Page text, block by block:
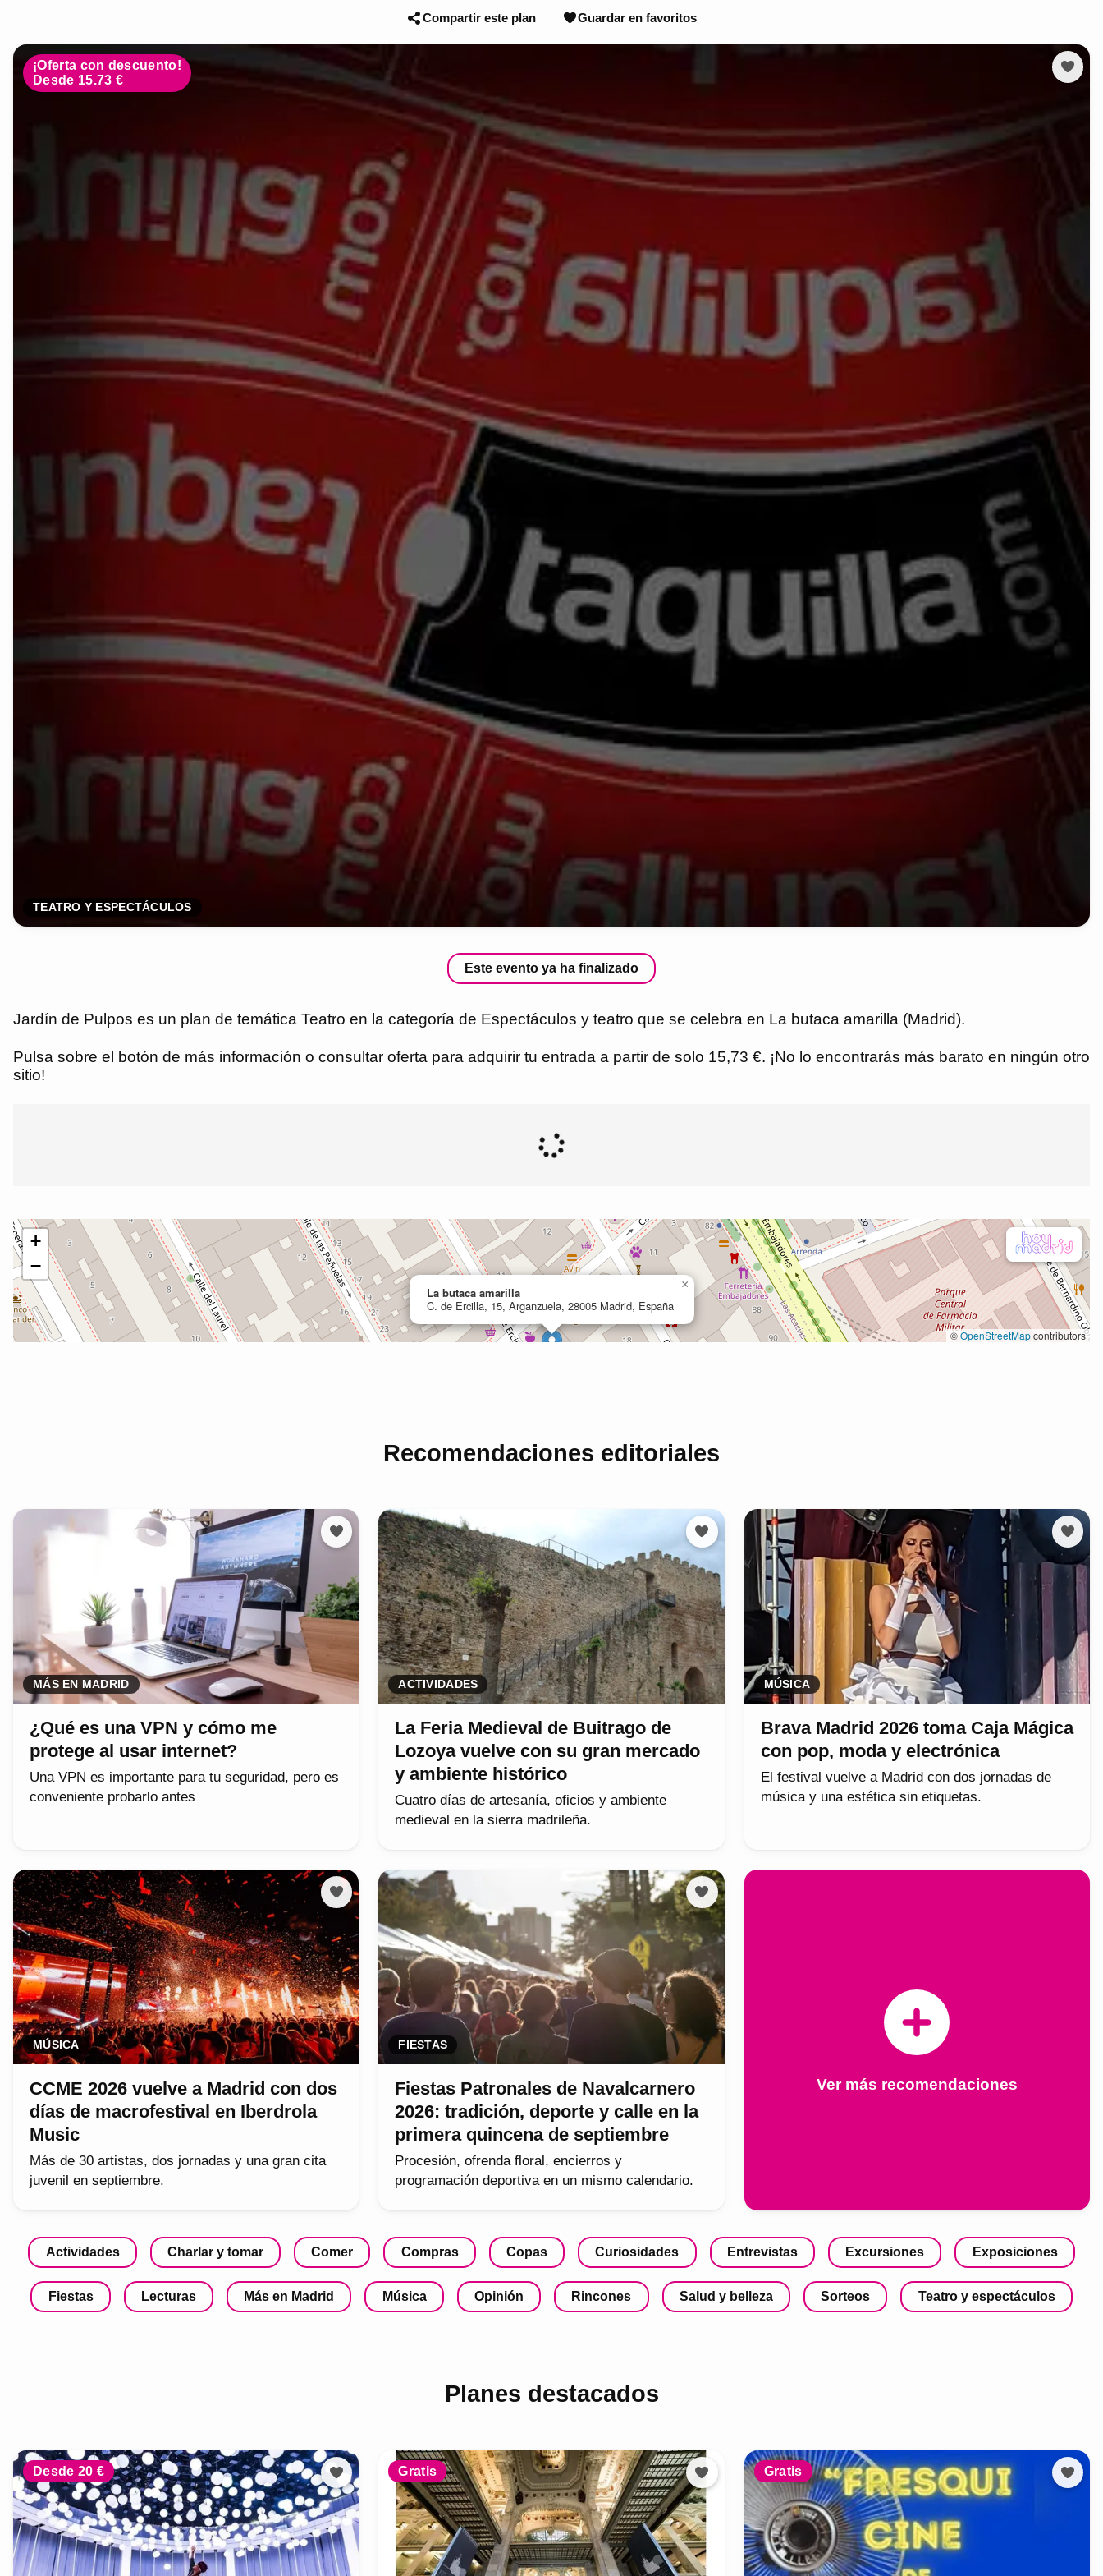
Compartir este plan Guardar en favoritos
¡Oferta con descuento!
Desde 15.73 €
TEATRO Y ESPECTÁCULOS
Este evento ya ha finalizado
Jardín de Pulpos es un plan de temática Teatro en la categoría de Espectáculos y teatro que se celebra en La butaca amarilla (Madrid).
Pulsa sobre el botón de más información o consultar oferta para adquirir tu entrada a partir de solo 15,73 €. ¡No lo encontrarás más barato en ningún otro
sitio!
Recomendaciones editoriales
MÁS EN MADRID
¿Qué es una VPN y cómo me
protege al usar internet?
Una VPN es importante para tu seguridad, pero es
conveniente probarlo antes
ACTIVIDADES
La Feria Medieval de Buitrago de
Lozoya vuelve con su gran mercado
y ambiente histórico
Cuatro días de artesanía, oficios y ambiente
medieval en la sierra madrileña.
MÚSICA
Brava Madrid 2026 toma Caja Mágica
con pop, moda y electrónica
El festival vuelve a Madrid con dos jornadas de
música y una estética sin etiquetas.
MÚSICA
CCME 2026 vuelve a Madrid con dos
días de macrofestival en Iberdrola
Music
Más de 30 artistas, dos jornadas y una gran cita
juvenil en septiembre.
FIESTAS
Fiestas Patronales de Navalcarnero
2026: tradición, deporte y calle en la
primera quincena de septiembre
Procesión, ofrenda floral, encierros y
programación deportiva en un mismo calendario.
Ver más recomendaciones
Actividades Charlar y tomar Comer Compras Copas Curiosidades Entrevistas Excursiones Exposiciones
Fiestas Lecturas Más en Madrid Música Opinión Rincones Salud y belleza Sorteos Teatro y espectáculos
Planes destacados
Desde 20 € Gratis Gratis